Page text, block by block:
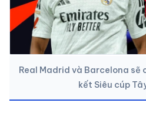
Real Madrid và Barcelona sẽ
kết Siêu cúp